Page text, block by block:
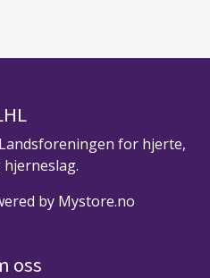
for hjerte,
by Mystore.no
oss